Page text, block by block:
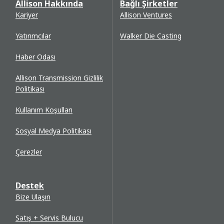
Allison DOC® Abonelik Yenileme Süreci - #918
Chevrolet® Silverado® 4500HD, 5500HD ve
6500HD'de bulunan Giriş/Çıkış Fonksiyonları - #8158
Allison DOC® V2019.3 Abonelik Hizmeti
Güncellemesi - #3319
Allison TCM Reflash™ V6.2 - #3619
P/N 29546675 - 4. Nesil A46 TCM Ürün Durdurma -
#3519
Uyumsuzluğu - #8835
#1099BB
Filtre Kapağı Cıvata Deliği Onarım Kiti - #2001
Allison Hakkında
Kariyer
Yatırımcılar
Haber Odası
Allison Transmission Gizlilik
Politikası
Kullanım Koşulları
Sosyal Medya Politikası
Çerezler
Destek
Bize Ulaşın
Satış + Servis Bulucu
Bağlı Şirketler
Allison Ventures
Walker Die Casting